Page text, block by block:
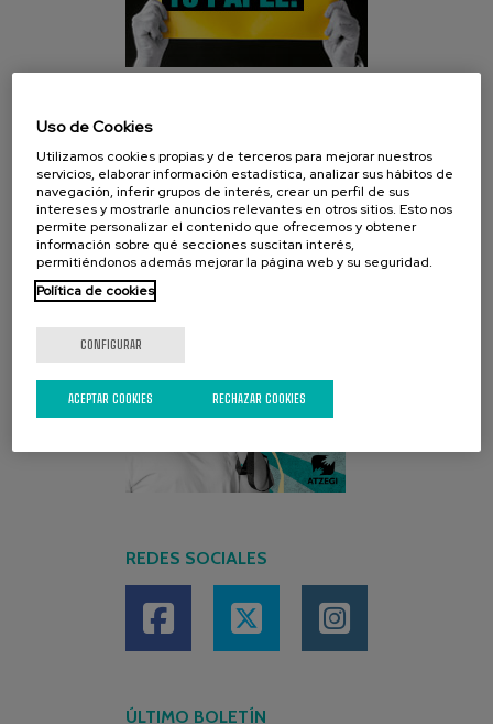
CAMPAÑA ACTUAL
REDES SOCIALES
ÚLTIMO BOLETÍN
Uso de Cookies
Utilizamos cookies propias y de terceros para mejorar nuestros
servicios, elaborar información estadística, analizar sus hábitos de
navegación, inferir grupos de interés, crear un perfil de sus
intereses y mostrarle anuncios relevantes en otros sitios. Esto nos
permite personalizar el contenido que ofrecemos y obtener
información sobre qué secciones suscitan interés,
permitiéndonos además mejorar la página web y su seguridad.
Política de cookies
CONFIGURAR
RECHAZAR COOKIES
ACEPTAR COOKIES